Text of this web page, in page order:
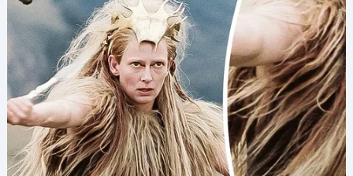
тебе за девяносто. Дни тянутся
бесконечно, но в то же время их
не хватает.
В это Рождество мне
исполняется 93. И всё, чего я
хочу — увидеть тебя. Услышать
твой голос не по телефону, а за